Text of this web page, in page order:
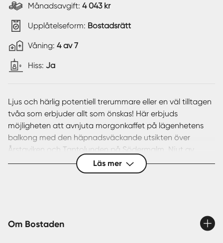
Månadsavgift: 4 043 kr
Upplåtelseform: Bostadsrätt
Våning: 4 av 7
Hiss: Ja
Ljus och härlig potentiell trerummare eller en väl tilltagen
tvåa som erbjuder allt som önskas! Här erbjuds
möjligheten att avnjuta morgonkaffet på lägenhetens
balkong med den häpnadsväckande utsikten över
Årstaviken och Tantolunden på Södermalm. Njut av
stillheten från vattnet och se båtarna passera. Den
direkta närheten, om endast 20 meter till vattnet och
Luftig och väldisponerad bostad i genomgående gott
Läs mer
Om Bostaden